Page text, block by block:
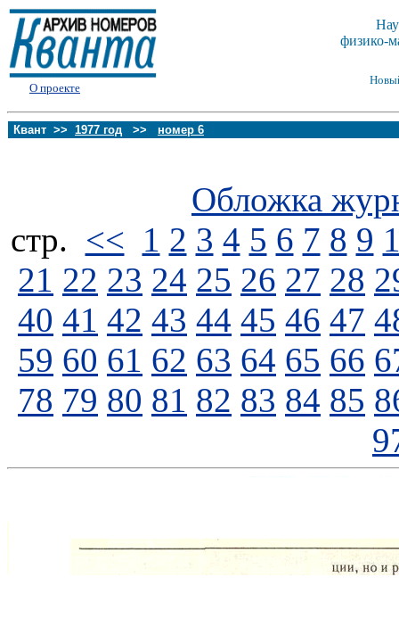
О проекте
физико-
Квант >> 1977 год >> номер 6
Обложка
стp. << 1 2 3 4 5 6 7 8 9
21 22 23 24 25 26 27 28
40 41 42 43 44 45 46 47
59 60 61 62 63 64 65 66
78 79 80 81 82 83 84 85